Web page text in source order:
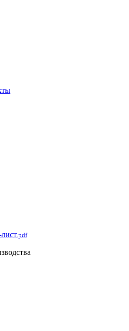
.pdf